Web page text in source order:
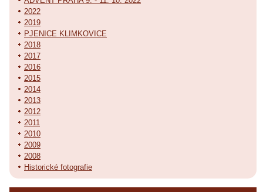
2022
2019
PJENICE KLIMKOVICE
2018
2017
2016
2015
2014
2013
2012
2011
2010
2009
2008
Historické fotografie